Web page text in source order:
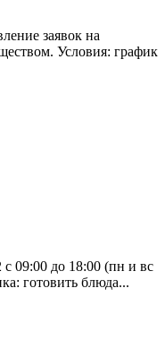
заявок на
Условия: график
09:00 до 18:00 (пн и вс
готовить блюда...